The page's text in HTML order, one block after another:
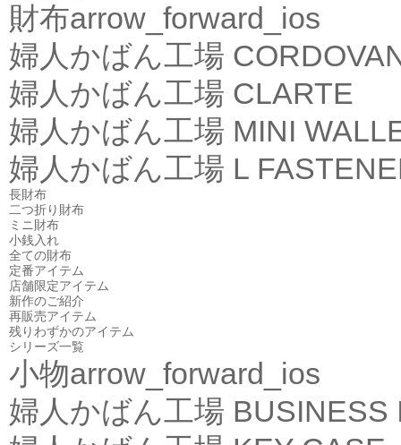
財布arrow_forward_ios
婦人かばん工場
婦人かばん工場 CLARTE
婦人かばん工場 MINI
婦人かばん工場 L
長財布
二つ折り財布
ミニ財布
小銭入れ
全ての財布
定番アイテム
店舗限定アイテム
新作のご紹介
再販売アイテム
残りわずかのアイテム
シリーズ一覧
小物arrow_forward_ios
婦人かばん工場 BUSINESS